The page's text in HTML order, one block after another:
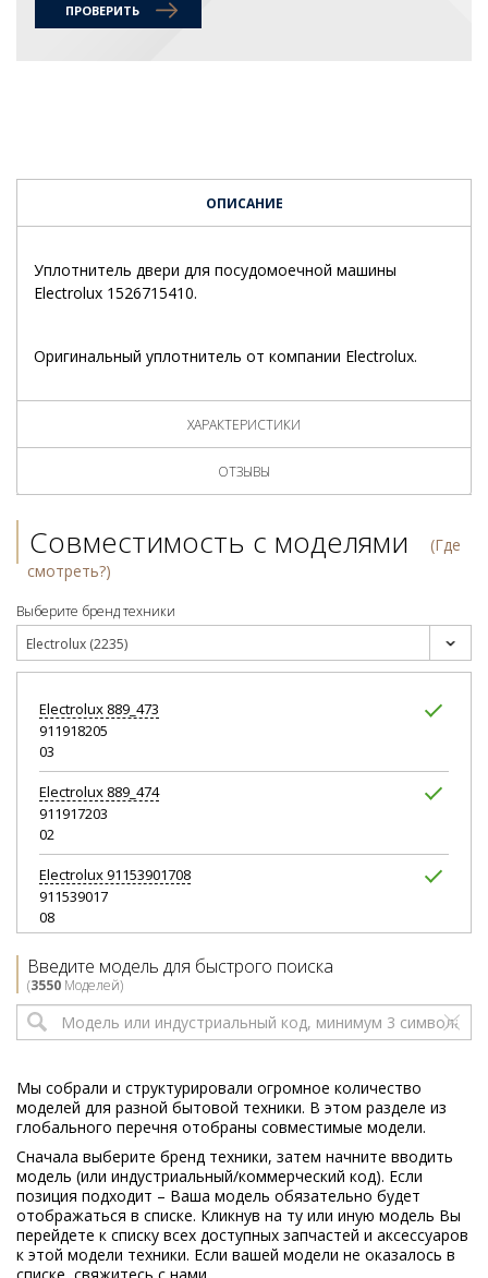
ПРОВЕРИТЬ
ОПИСАНИЕ
Уплотнитель двери для посудомоечной машины
Electrolux 1526715410.
Оригинальный уплотнитель от компании Electrolux.
ХАРАКТЕРИСТИКИ
ОТЗЫВЫ
Совместимость с моделями
(Где
смотреть?)
Выберите бренд техники
Electrolux (2235)
Electrolux 889_473
911918205
03
Electrolux 889_474
911917203
02
Electrolux91153901708
911539017
08
97391193924103
911513015
04
ElectroluxAEG F.40010VI D
07
ElectroluxAEG F.60760 UK
04
ElectroluxASI66011K
911926313
00
Введите модель для быстрого поиска
(3550 Моделей)
Мы собрали и структурировали огромное количество
моделей для разной бытовой техники. В этом разделе из
глобального перечня отобраны совместимые модели.
Сначала выберите бренд техники, затем начните вводить
модель (или индустриальный/коммерческий код). Если
позиция подходит – Ваша модель обязательно будет
отображаться в списке. Кликнув на ту или иную модель Вы
перейдете к списку всех доступных запчастей и аксессуаров
к этой модели техники. Если вашей модели не оказалось в